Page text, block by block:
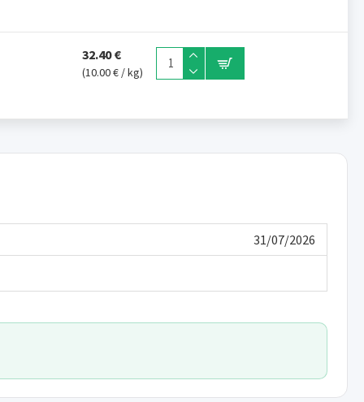
32.40 €
(10.00 € / kg)
gali užtikrinti tinkamą medžiagų apykaitą, sveiką odą ir stiprius
31/07/2026